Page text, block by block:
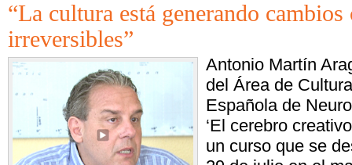
“La cultura está generando cambios
irreversibles”
Antonio Martín
del Área de
Española de
‘El cerebro
un curso que se